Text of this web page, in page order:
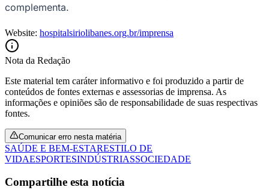
Santos
complementa.
Website: hospitalsiriolibanes.org.br/imprensa
Nota da Redação
Este material tem caráter informativo e foi produzido a partir de
conteúdos de fontes externas e assessorias de imprensa. As
informações e opiniões são de responsabilidade de suas respectivas
fontes.
Comunicar erro nesta matéria
SAÚDE E BEM-ESTARESTILO DE
VIDAESPORTESINDÚSTRIASSOCIEDADE
Compartilhe esta notícia